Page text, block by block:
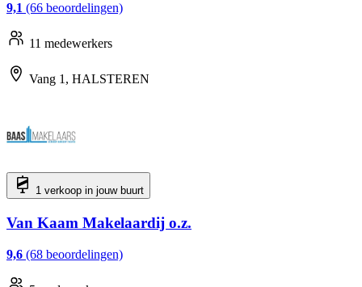
9,1 (66 beoordelingen)
11 medewerkers
Vang 1, HALSTEREN
1 verkoop in jouw buurt
Van Kaam Makelaardij o.z.
9,6 (68 beoordelingen)